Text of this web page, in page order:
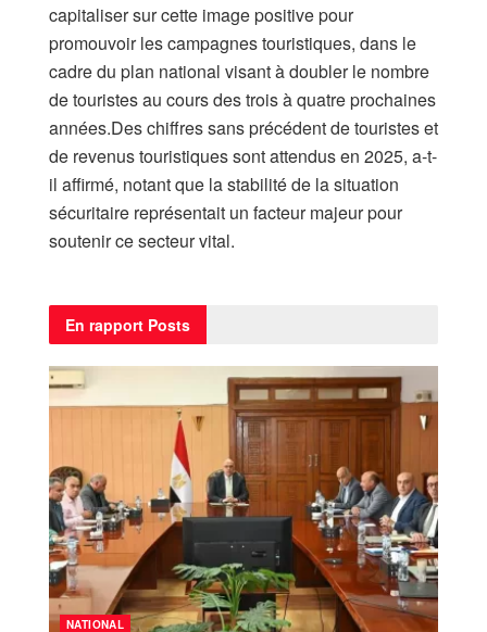
capitaliser sur cette image positive pour
promouvoir les campagnes touristiques, dans le
cadre du plan national visant à doubler le nombre
de touristes au cours des trois à quatre prochaines
années.Des chiffres sans précédent de touristes et
de revenus touristiques sont attendus en 2025, a-t-
il affirmé, notant que la stabilité de la situation
sécuritaire représentait un facteur majeur pour
soutenir ce secteur vital.
En rapport Posts
NATIONAL